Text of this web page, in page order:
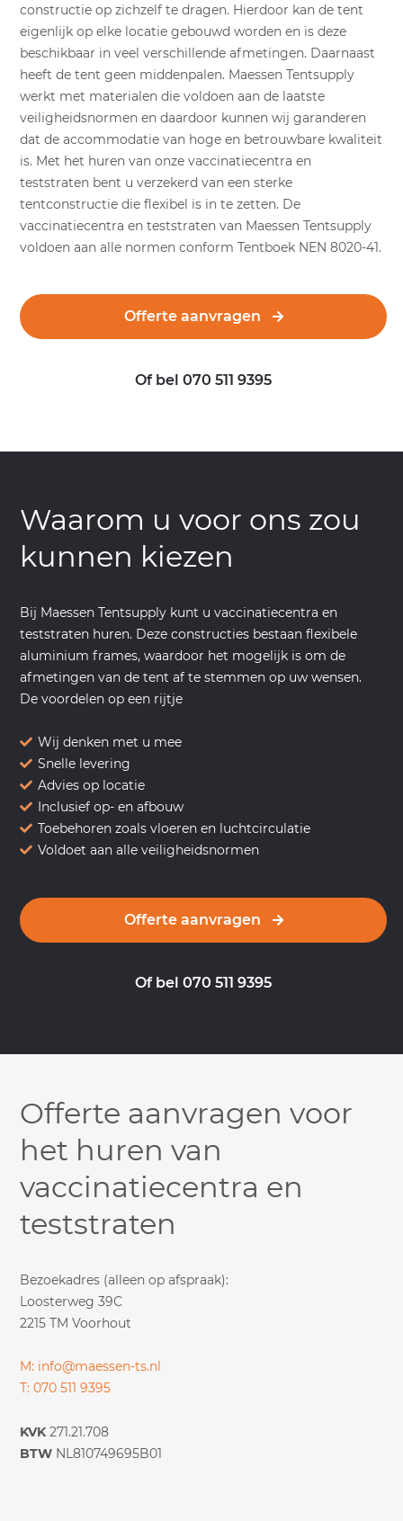
constructie op zichzelf te dragen. Hierdoor kan de tent
eigenlijk op elke locatie gebouwd worden en is deze
beschikbaar in veel verschillende afmetingen. Daarnaast
heeft de tent geen middenpalen. Maessen Tentsupply
werkt met materialen die voldoen aan de laatste
veiligheidsnormen en daardoor kunnen wij garanderen
dat de accommodatie van hoge en betrouwbare kwaliteit
is. Met het huren van onze vaccinatiecentra en
teststraten bent u verzekerd van een sterke
tentconstructie die flexibel is in te zetten. De
vaccinatiecentra en teststraten van Maessen Tentsupply
voldoen aan alle normen conform Tentboek NEN 8020-41.
Offerte aanvragen
Of bel 070 511 9395
Waarom u voor ons zou
kunnen kiezen
Bij Maessen Tentsupply kunt u vaccinatiecentra en
teststraten huren. Deze constructies bestaan flexibele
aluminium frames, waardoor het mogelijk is om de
afmetingen van de tent af te stemmen op uw wensen.
De voordelen op een rijtje
Wij denken met u mee
Snelle levering
Advies op locatie
Inclusief op- en afbouw
Toebehoren zoals vloeren en luchtcirculatie
Voldoet aan alle veiligheidsnormen
Offerte aanvragen
Of bel 070 511 9395
Offerte aanvragen voor
het huren van
vaccinatiecentra en
teststraten
Bezoekadres (alleen op afspraak):
Loosterweg 39C
2215 TM Voorhout
M: info@maessen-ts.nl
T: 070 511 9395
KVK271.21.708
BTW NL810749695B01